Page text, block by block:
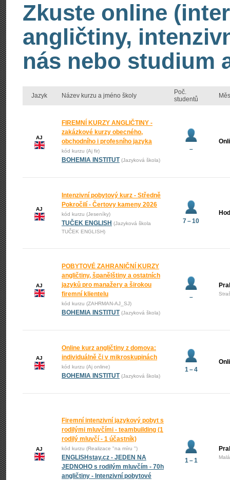
Zkuste online
angličtiny,
nás nebo studium
Jazyk Název kurzu a jméno školy
Poč.
studentů
AJ
FIREMNÍ KURZY ANGLIČTINY -
zakázkové kurzy obecného,
obchodního i profesního jazyka
kód kurzu (Aj fir)
BOHEMIA INSTITUT (Jazyková škola)
–
AJ
Intenzivní pobytový kurz - Středně
Pokročilí - Čertovy kameny 2026
kód kurzu (Jeseníky)
TUČEK ENGLISH (Jazyková škola
TUČEK ENGLISH)
7 – 10
AJ
POBYTOVÉ ZAHRANIČNÍ KURZY
angličtiny, španělštiny a ostatních
jazyků pro manažery a širokou
firemní klientelu
kód kurzu (ZAHRMAN-AJ_SJ)
BOHEMIA INSTITUT (Jazyková škola)
–
AJ
Online kurz angličtiny z domova:
individuálně či v mikroskupinách
kód kurzu (Aj online)
BOHEMIA INSTITUT (Jazyková škola)
1 – 4
AJ
Firemní intenzivní jazykový pobyt s
rodilými mluvčími - teambuilding (1
rodilý mluvčí - 1 účastník)
kód kurzu (Realizace "na míru ")
ENGLISHstay.cz - JEDEN NA
JEDNOHO s rodilým mluvčím - 70h
angličtiny - Intenzivní pobytové
1 – 1